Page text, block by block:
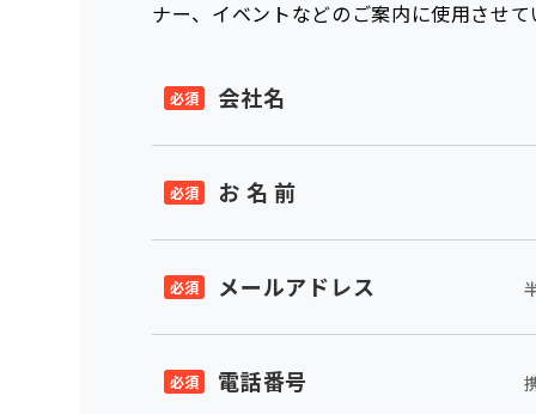
ナー、イベントなどのご案内に使用させ
会社名
お 名 前
メールアドレス
電話番号